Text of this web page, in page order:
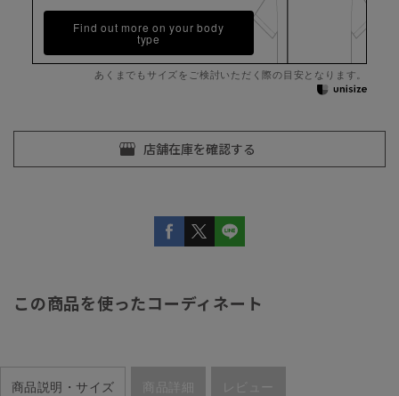
Find out more on your body
type
あくまでもサイズをご検討いただく際の目安となります。
この商品を使ったコーディネート
商品説明・サイズ 商品詳細 レビュー